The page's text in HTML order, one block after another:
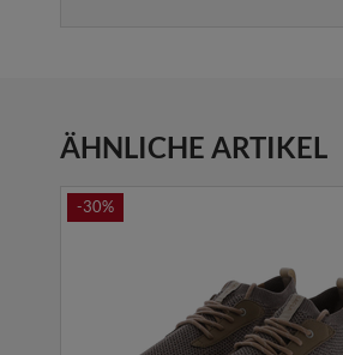
ÄHNLICHE ARTIKEL
-30%